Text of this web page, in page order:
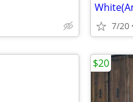
7/20
$20